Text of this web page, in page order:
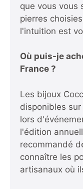
que vous vous
pierres
l'intuition est
Où puis-je
France ?
Les bijoux
disponibles
lors
l'édition
recommandé
connaître les
artisanaux où